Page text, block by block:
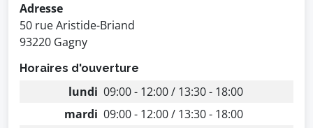
Adresse
50 rue Aristide-Briand
93220 Gagny
Horaires d'ouverture
lundi 09:00 - 12:00 / 13:30 - 18:00
mardi 09:00 - 12:00 / 13:30 - 18:00